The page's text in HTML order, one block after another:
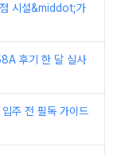
점 시설&middot;가
후기 한 달 실사
주 전 필독 가이드